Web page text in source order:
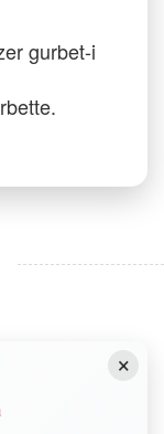
gurbet-i
Saklıdır.
için
×